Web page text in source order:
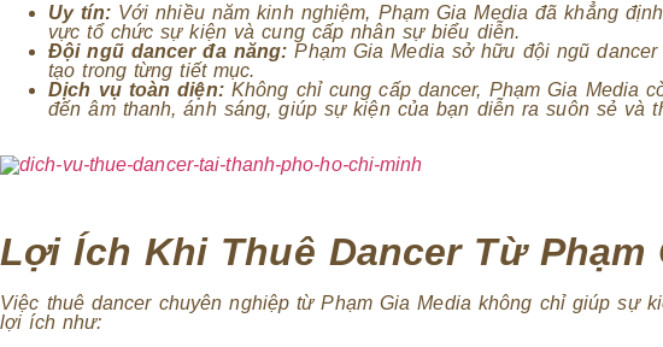
Uy tín:Với nhiều năm kinh nghiệm, Phạm Gia Media đã khẳng
vực tổ chức sự kiện và cung cấp nhân sự biểu diễn.
Đội ngũ dancer đa năng: Phạm Gia Media sở hữu đội ngũ
tạo trong từng tiết mục.
Dịch vụ toàn diện:Không chỉ cung cấp dancer, Phạm Gia Media
đến âm thanh, ánh sáng, giúp sự kiện của bạn diễn ra suôn sẻ và
Lợi Ích Khi Thuê Dancer Từ Phạm
Việc thuê dancer chuyên nghiệp từ Phạm Gia Media không chỉ giúp sự
lợi ích như: